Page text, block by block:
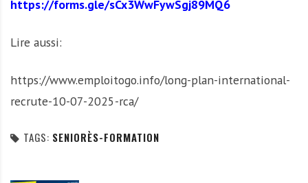
https://forms.gle/sCx3WwFywSgj89MQ6
Lire aussi:
https://www.emploitogo.info/long-plan-international-
recrute-10-07-2025-rca/
TAGS: SENIORÈS-FORMATION